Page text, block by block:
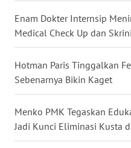
Enam Dokter Internsip
Medical Check Up dan
Hotman Paris Tinggalkan
Sebenarnya Bikin Kaget
Menko PMK Tegaskan
Jadi Kunci Eliminasi Kusta
WN
LAMPUNG
WN
JATENG